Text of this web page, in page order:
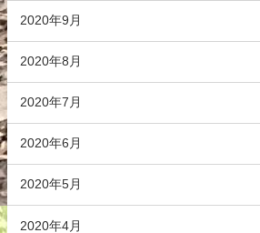
2020年9月
2020年8月
2020年7月
2020年6月
2020年5月
2020年4月